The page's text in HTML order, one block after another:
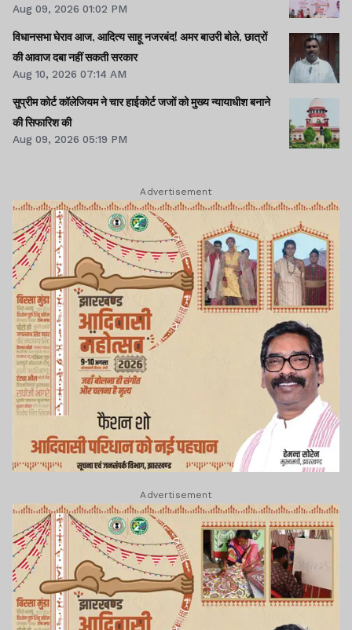
Aug 09, 2026 01:02 PM
विधानसभा घेराव आज, आदित्य साहू नजरबंद! अमर बाउरी बोले, छात्रों
की आवाज दबा नहीं सकती सरकार
Aug 10, 2026 07:14 AM
सुप्रीम कोर्ट कॉलेजियम ने चार हाईकोर्ट जजों को मुख्य न्यायाधीश बनाने
की सिफारिश की
Aug 09, 2026 05:19 PM
Advertisement
Advertisement